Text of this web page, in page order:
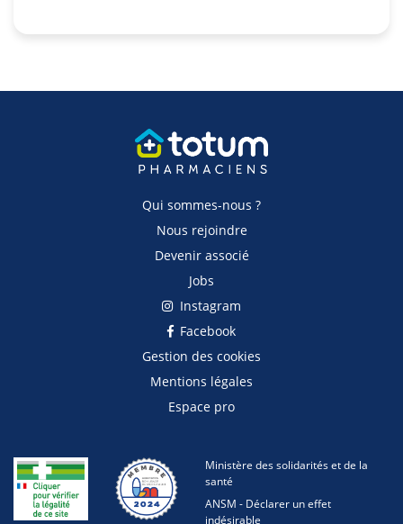
Qui sommes-nous ?
Nous rejoindre
Devenir associé
Jobs
Instagram
Facebook
Gestion des cookies
Mentions légales
Espace pro
Ministère des solidarités et de la
santé
ANSM - Déclarer un effet
indésirable